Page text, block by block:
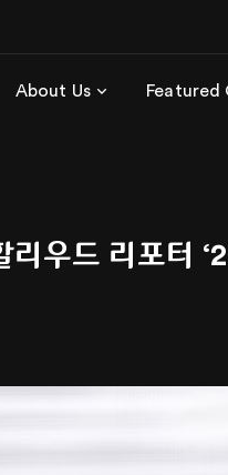
About Us Featured
우드 리포터